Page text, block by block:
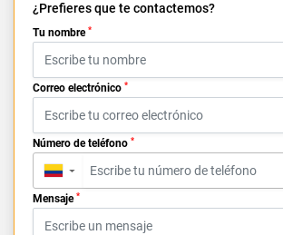
¿Prefieres que te contactemos?
Tu nombre *
Correo electrónico *
Número de teléfono *
▼
Mensaje *